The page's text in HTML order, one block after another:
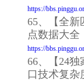
https://
65、【全新
点数据大全
https://
66、【24独
口技术复杂